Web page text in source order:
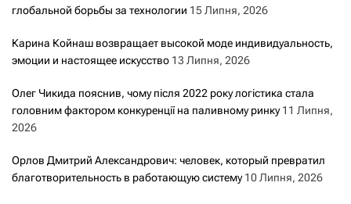
глобальной борьбы за технологии 15 Липня, 2026
Карина Койнаш возвращает высокой моде индивидуальность,
эмоции и настоящее искусство 13 Липня, 2026
Олег Чикида пояснив, чому після 2022 року логістика стала
головним фактором конкуренції на паливному ринку 11 Липня,
2026
Орлов Дмитрий Александрович: человек, который превратил
благотворительность в работающую систему 10 Липня, 2026